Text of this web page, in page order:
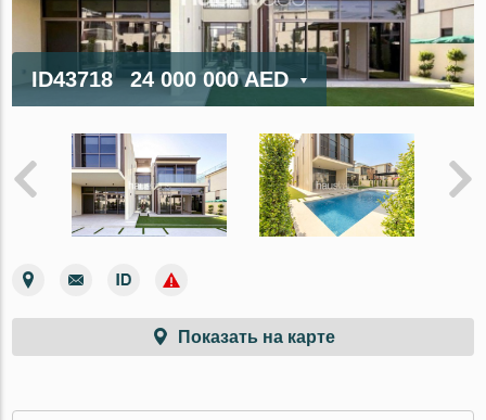
ID43718 24 000 000 AED
Показать на карте